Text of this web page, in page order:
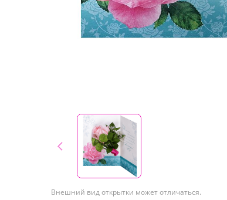
Внешний вид открытки может отличаться.